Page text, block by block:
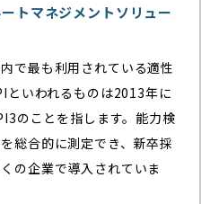
トマネジメントソリュー
で最も利用されている適性
といわれるものは2013年に
のことを指します。能力検
総合的に測定でき、新卒採
の企業で導入されていま